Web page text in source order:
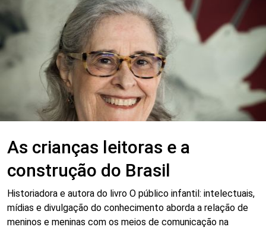
As crianças leitoras e a
construção do Brasil
Historiadora e autora do livro O público infantil: intelectuais,
mídias e divulgação do conhecimento aborda a relação de
meninos e meninas com os meios de comunicação na